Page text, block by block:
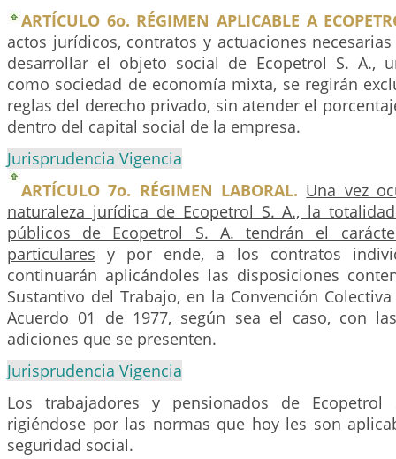
ARTÍCULO 6o. RÉGIMEN APLICABLE A
actos jurídicos, contratos y actuaciones
desarrollar el objeto social de Ecopetrol S. A.,
como sociedad de economía mixta, se regirán
reglas del derecho privado, sin atender el
dentro del capital social de la empresa.
Jurisprudencia Vigencia
ARTÍCULO 7o. RÉGIMEN LABORAL. Una vez
naturaleza jurídica de Ecopetrol S. A., la
públicos de Ecopetrol S. A. tendrán el
particulares y por ende, a los contratos
continuarán aplicándoles las disposiciones
Sustantivo del Trabajo, en la Convención
Acuerdo 01 de 1977, según sea el caso, con
adiciones que se presenten.
Jurisprudencia Vigencia
Los trabajadores y pensionados de Ecopetrol
rigiéndose por las normas que hoy les son
seguridad social.